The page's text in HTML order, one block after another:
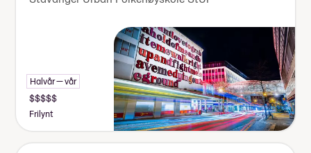
Halvår — vår
Frilynt